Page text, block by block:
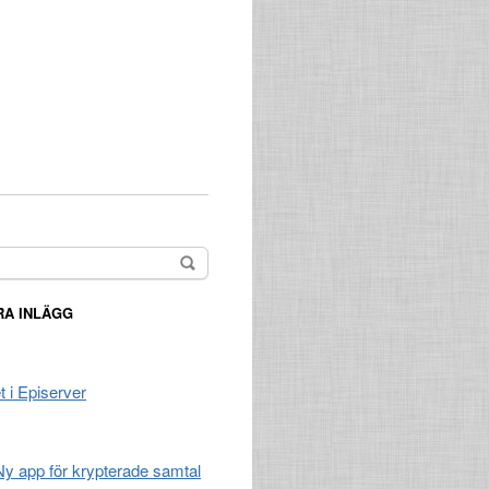
INLÄGG
i Episerver
app för krypterade samtal